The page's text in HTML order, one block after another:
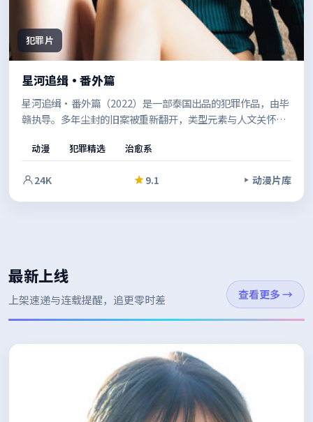
犯罪片
星河追缉·番外篇
星河追缉·番外篇（2022）是一部泰国出品的犯罪作品，由毕
赣执导。多年尘封的旧案被重新翻开，类型元素与人文关怀并
表达的空间。
动漫 犯罪精选 治愈系
24K 9.1 动漫片库
最新上线
上架速递与连载提醒，追更零时差 查看更多→